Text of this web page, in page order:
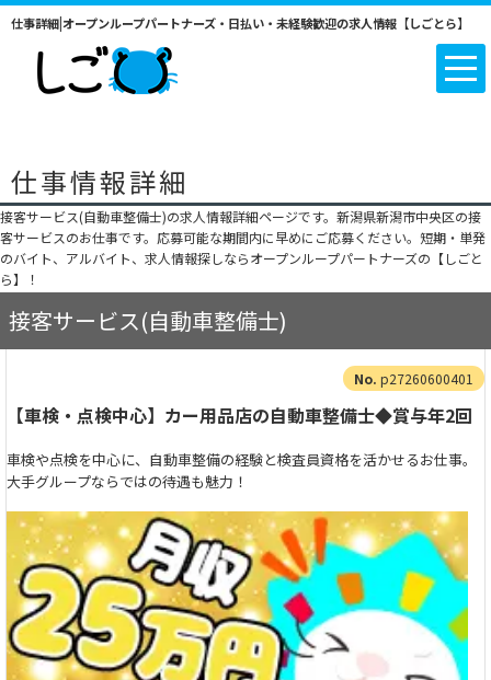
仕事詳細|オープンループパートナーズ・日払い・未経験歓迎の求人情報【しごとら】
仕事情報詳細
接客サービス(自動車整備士)の求人情報詳細ページです。新潟県新潟市中央区の接
客サービスのお仕事です。応募可能な期間内に早めにご応募ください。短期・単発
のバイト、アルバイト、求人情報探しならオープンループパートナーズの【しごと
ら】！
接客サービス(自動車整備士)
p27260600401
【車検・点検中心】カー用品店の自動車整備士◆賞与年2回
車検や点検を中心に、自動車整備の経験と検査員資格を活かせるお仕事。
大手グループならではの待遇も魅力！